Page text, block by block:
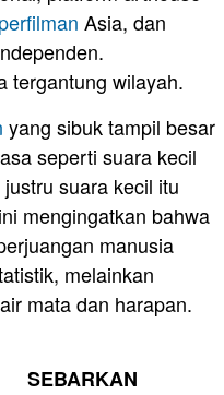
perfilman Asia, dan
tergantung wilayah.
yang sibuk tampil besar
seperti suara kecil
suara kecil itu
mengingatkan bahwa
manusia
melainkan
mata dan harapan.
SEBARKAN